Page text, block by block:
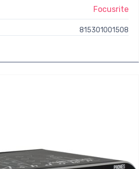
Focusrite
815301001508